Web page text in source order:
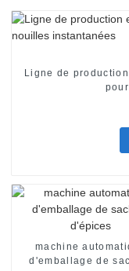
Ligne de
machine
d'emballage de